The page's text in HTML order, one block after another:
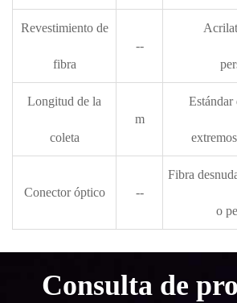
Revestimiento de
fibra
--
Longitud de la
coleta
m
Estándar
Conector óptico --
Fibra
o
Consulta de